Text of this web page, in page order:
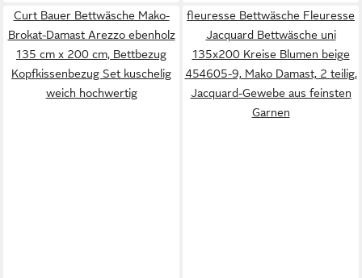
Curt Bauer Bettwäsche Mako-
Brokat-Damast Arezzo ebenholz
135 cm x 200 cm, Bettbezug
Kopfkissenbezug Set kuschelig
weich hochwertig
fleuresse Bettwäsche Fleuresse
Jacquard Bettwäsche uni
135x200 Kreise Blumen beige
454605-9, Mako Damast, 2 teilig,
Jacquard-Gewebe aus feinsten
Garnen